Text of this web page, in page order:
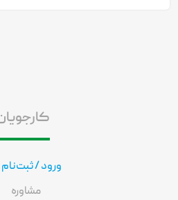
ورود / ثبت‌نام
مشاوره